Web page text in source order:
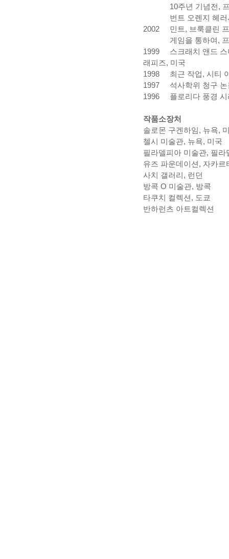
10주년 기념전,
번트 오렌지 헤러
2002 민트, 브룩클린
게임을 통하여,
1999 스크래치 앤드
래피즈, 미국
1998 최근 작업, 시티
1997 석사학위 청구
1996 플로리다 풍경
작품소장처
솔로몬 구겐하임, 뉴욕,
첼시 미술관, 뉴욕, 미국
필라델피아 미술관, 필라
유즈 파운데이션, 자카르
사치 갤러리, 런던
방콕 O 미술관, 방콕
타쿠치 컬렉션, 도쿄
반하런츠 아트컬렉션